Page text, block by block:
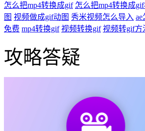
怎么把mp4转换成gif 怎么把mp4转换成
图 视频做成gif动图 秀米视频怎么导入
免费 mp4转换gif 视频转换gif 视频转gif方
攻略答疑